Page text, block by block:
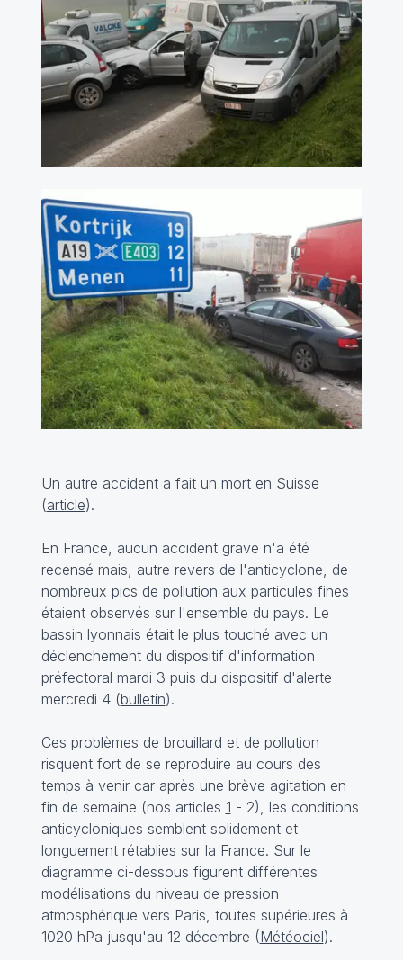
Un autre accident a fait un mort en Suisse
(article).
En France, aucun accident grave n'a été
recensé mais, autre revers de l'anticyclone, de
nombreux pics de pollution aux particules fines
étaient observés sur l'ensemble du pays. Le
bassin lyonnais était le plus touché avec un
déclenchement du dispositif d'information
préfectoral mardi 3 puis du dispositif d'alerte
mercredi 4 (bulletin).
Ces problèmes de brouillard et de pollution
risquent fort de se reproduire au cours des
temps à venir car après une brève agitation en
fin de semaine (nos articles 1 - 2), les conditions
anticycloniques semblent solidement et
longuement rétablies sur la France. Sur le
diagramme ci-dessous figurent différentes
modélisations du niveau de pression
atmosphérique vers Paris, toutes supérieures à
1020 hPa jusqu'au 12 décembre (Météociel).